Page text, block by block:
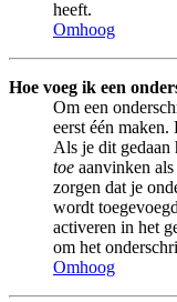
heeft.
Omhoog
Hoe voeg ik een
Om een
eerst één
Als je dit gedaan
toe aanvinken
zorgen dat je
wordt
activeren in het
om het
Omhoog